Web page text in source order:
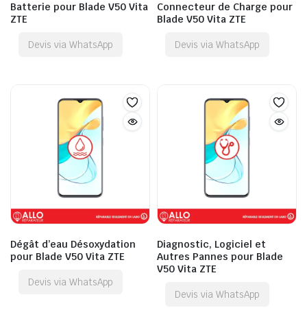
Batterie pour Blade V50 Vita
ZTE
Devis via WhatsApp
Connecteur de Charge pour
Blade V50 Vita ZTE
Devis via WhatsApp
Dégât d’eau Désoxydation
pour Blade V50 Vita ZTE
Devis via WhatsApp
Diagnostic, Logiciel et
Autres Pannes pour Blade
V50 Vita ZTE
Devis via WhatsApp